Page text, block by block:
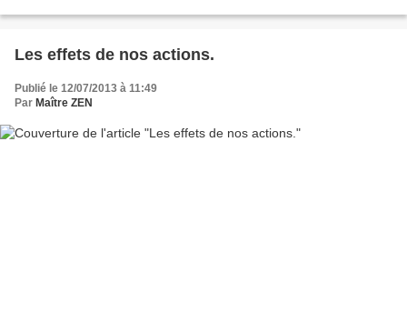
Les effets de nos actions.
Publié le 12/07/2013 à 11:49
Par Maître ZEN